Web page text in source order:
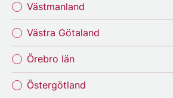
Västmanland
Västra Götaland
Örebro län
Östergötland